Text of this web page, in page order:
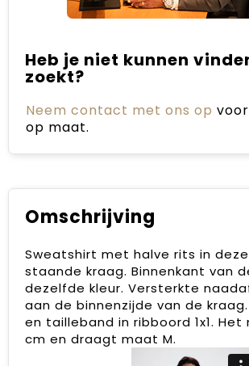
Heb je niet kunnen
zoekt?
Neem contact met ons op
op maat.
Omschrijving
Sweatshirt met halve rits in
staande kraag. Binnenkant van
dezelfde kleur. Versterkte
aan de binnenzijde van de
en tailleband in ribboord 1x1. Het
cm en draagt maat M.